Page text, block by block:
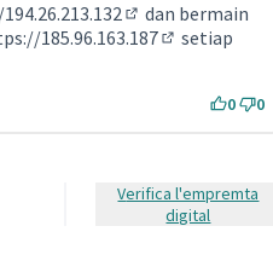
(Enllaç extern)
dan bermain
185.96.163.187
(Enllaç extern)
setiap
0 0
Verifica l'empremta
digital